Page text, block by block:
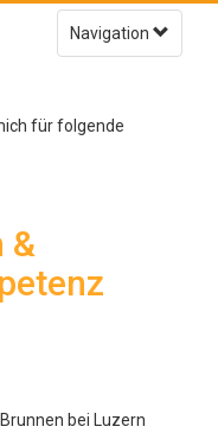
Navigation
für folgende
&
bei Luzern